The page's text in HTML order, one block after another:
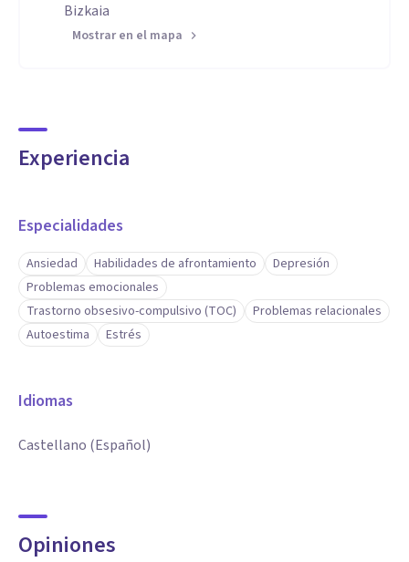
Bizkaia
Mostrar en el mapa
Experiencia
Especialidades
Ansiedad Habilidades de afrontamiento
Depresión
Problemas emocionales
Trastorno obsesivo-compulsivo (TOC)
Problemas relacionales
Autoestima
Estrés
Idiomas
Castellano (Español)
Opiniones